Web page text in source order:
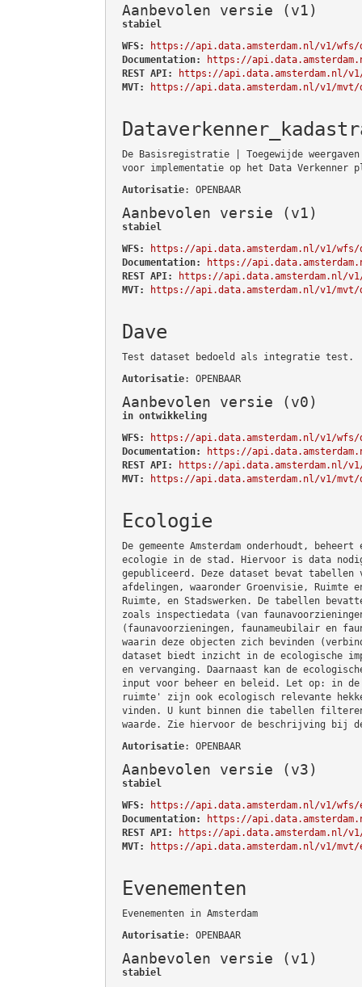
Aanbevolen versie (v1)
stabiel
WFS:
https://api.data.amsterdam.nl/v1/wfs/
Documentation:
https://
REST API:
https://api.data.amsterdam.nl/
MVT:
https://api.data.amsterdam.nl/v1/
De Basisregistratie | Toegewijde
voor implementatie op het Data Verkenner
Autorisatie: OPENBAAR
Aanbevolen versie (v1)
stabiel
WFS:
https://api.data.amsterdam.nl/v1/wfs/
Documentation:
https://
REST API:
https://api.data.amsterdam.nl/
MVT:
https://api.data.amsterdam.nl/v1/mvt/
Dave
Test dataset bedoeld als integratie test.
Autorisatie: OPENBAAR
Aanbevolen versie (v0)
in ontwikkeling
WFS:
https://api.data.amsterdam.nl/v1/wfs/
Documentation:
https://
REST API:
https://api.data.amsterdam.nl/
MVT:
https://api.data.amsterdam.nl/v1/mvt/
Ecologie
De gemeente Amsterdam onderhoudt,
ecologie in de stad. Hiervoor is data
gepubliceerd. Deze dataset bevat tabellen
afdelingen, waaronder Groenvisie, Ruimte
Ruimte, en Stadswerken. De tabellen
zoals inspectiedata (van
(faunavoorzieningen, faunameubilair en
waarin deze objecten zich bevinden
dataset biedt inzicht in de ecologische
en vervanging. Daarnaast kan de
input voor beheer en beleid. Let op: in de
ruimte' zijn ook ecologisch relevante
vinden. U kunt binnen die tabellen
waarde. Zie hiervoor de beschrijving bij
Autorisatie: OPENBAAR
Aanbevolen versie (v3)
stabiel
WFS:
https://api.data.amsterdam.nl/v1/wfs/
Documentation:
https://
REST API:
https://api.data.amsterdam.nl/
MVT:
https://api.data.amsterdam.nl/v1/mvt/
Evenementen
Evenementen in Amsterdam
Autorisatie: OPENBAAR
Aanbevolen versie (v1)
stabiel